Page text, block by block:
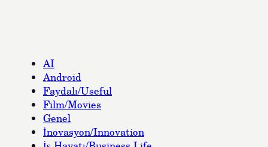
AI
Android
Faydalı/Useful
Film/Movies
Genel
İnovasyon/Innovation